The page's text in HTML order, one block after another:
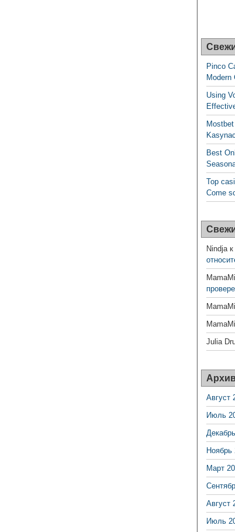
Pinco
Modern
Using
Best
Top
Come
Nindjaк
Julia
Август
Июль
Ноябрь
Март
Август
Июль